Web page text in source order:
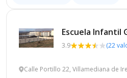
Escuela Infantil
3.9 (22
Calle Portillo 22, Villamediana de